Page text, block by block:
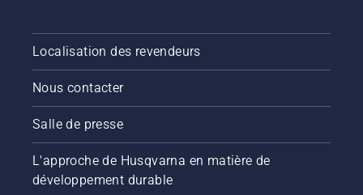
Localisation des revendeurs
Nous contacter
Salle de presse
L'approche de Husqvarna en matière de
développement durable